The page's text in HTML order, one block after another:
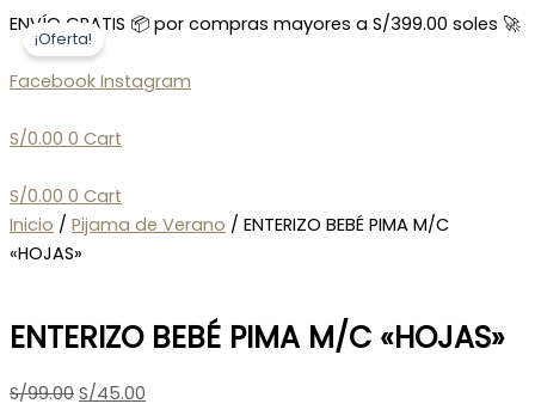
Ir
contenido
ENVÍO GRATIS 📦 por compras mayores a S/399.00 soles 🚀
Facebook Instagram
S/0.00 0 Cart
S/0.00 0 Cart
Inicio / Pijama de Verano / ENTERIZO BEBÉ PIMA M/C
«HOJAS»
¡Oferta!
ENTERIZO BEBÉ PIMA M/C «HOJAS»
S/99.00
El
precio
original
S/99.00.
S/45.00
El
precio
es:
ENTERIZO
BEBÉ
PIMA
«HOJAS»
El
precio
original
S/99.00.
El
precio
es:
El
precio
original
S/99.00.
El
precio
es:
El
precio
original
S/99.00.
El
precio
es:
El
precio
original
S/99.00.
El
precio
es:
Search